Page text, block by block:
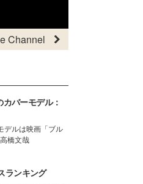
Channel
バーモデル：
デルは映画「ブル
橋文哉
ランキング